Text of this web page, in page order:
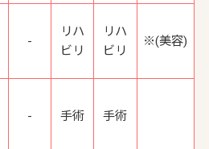
-
リハ
ビリ
リハ
ビリ
※(美容)
- 手術 手術